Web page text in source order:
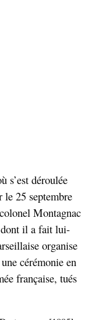
s’est déroulée
le 25 septembre
Montagnac
dont il a fait lui-
organise
cérémonie en
française, tués